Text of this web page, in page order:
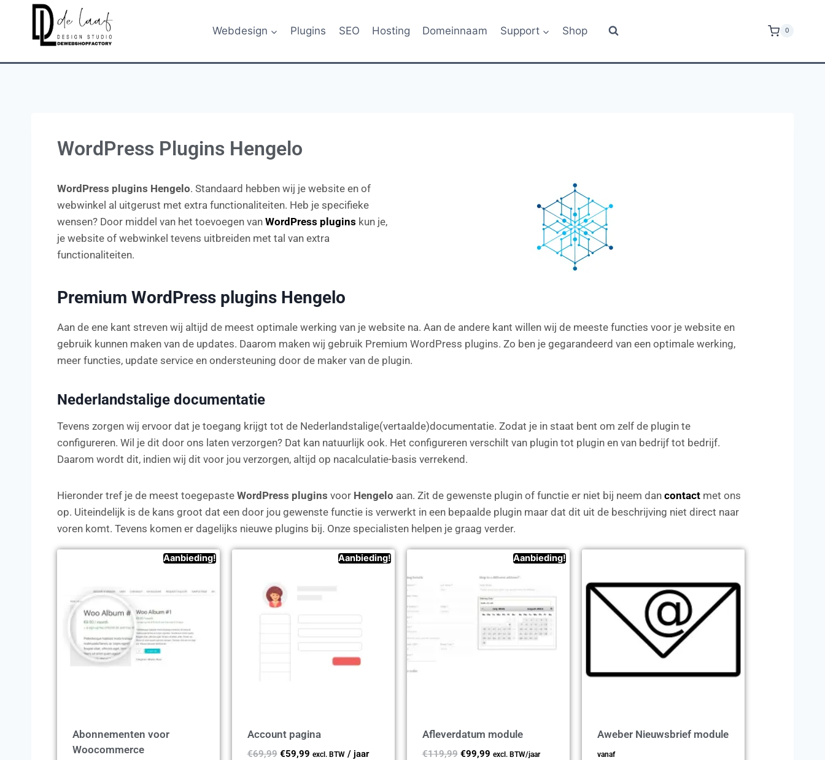
Webdesign Plugins SEO Hosting Domeinnaam Support Shop 0
WordPress Plugins Hengelo
WordPress plugins Hengelo. Standaard hebben wij je website en of
webwinkel al uitgerust met extra functionaliteiten. Heb je specifieke
wensen? Door middel van het toevoegen van WordPress plugins kun je,
je website of webwinkel tevens uitbreiden met tal van extra
functionaliteiten.
Premium WordPress plugins Hengelo
Aan de ene kant streven wij altijd de meest optimale werking van je website na. Aan de andere kant willen wij de meeste functies voor je website en
gebruik kunnen maken van de updates. Daarom maken wij gebruik Premium WordPress plugins. Zo ben je gegarandeerd van een optimale werking,
meer functies, update service en ondersteuning door de maker van de plugin.
Nederlandstalige documentatie
Tevens zorgen wij ervoor dat je toegang krijgt tot de Nederlandstalige(vertaalde)documentatie. Zodat je in staat bent om zelf de plugin te
configureren. Wil je dit door ons laten verzorgen? Dat kan natuurlijk ook. Het configureren verschilt van plugin tot plugin en van bedrijf tot bedrijf.
Daarom wordt dit, indien wij dit voor jou verzorgen, altijd op nacalculatie-basis verrekend.
Hieronder tref je de meest toegepaste WordPress plugins voor Hengelo aan. Zit de gewenste plugin of functie er niet bij neem dan contact met ons
op. Uiteindelijk is de kans groot dat een door jou gewenste functie is verwerkt in een bepaalde plugin maar dat dit uit de beschrijving niet direct naar
voren komt. Tevens komen er dagelijks nieuwe plugins bij. Onze specialisten helpen je graag verder.
Aanbieding!
Abonnementen voor
Woocommerce
Aanbieding!
Account pagina
€69,99 €59,99 excl. BTW/ jaar
Aanbieding!
Afleverdatum module
€119,99 €99,99 excl. BTW/jaar
Aweber Nieuwsbrief module
vanaf